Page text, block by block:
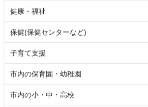
健康・福祉
保健(保健センターなど)
子育て支援
市内の保育園・幼稚園
市内の小・中・高校